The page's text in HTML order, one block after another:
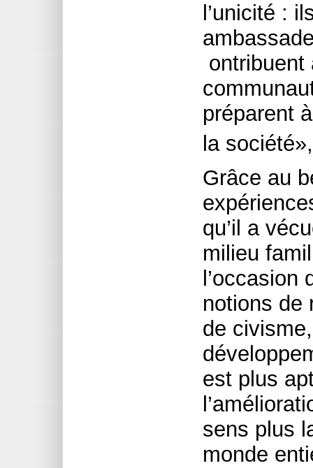
l’unicité :
ontribuent
préparent
la
Grâce au
qu’il a
milieu
notions de
de
est plus
sens plus
monde